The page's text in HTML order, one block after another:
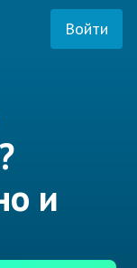
Войти
и